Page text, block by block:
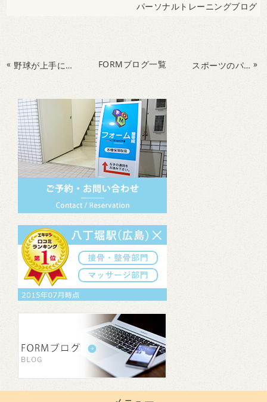
パーソナルトレーニングブログ
« 野球が上手になる！？ビジョントレーニング！ FORMブログ一覧 スポーツのパフォーマンス向上！子供のビジョントレーニング！ »